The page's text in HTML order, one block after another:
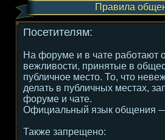
Правила
Посетителям:
На форуме и в чате работают
вежливости, принятые в
публичное место. То, что
делать в публичных местах,
форуме и чате.
Официальный язык общения —
Также запрещено: